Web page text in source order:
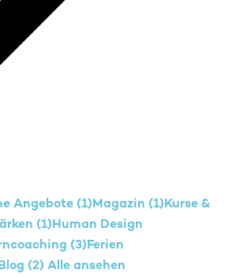
Angebote (1)Magazin (1)Kurse &
(1)Human Design
(3)Ferien
(2) Alle ansehen